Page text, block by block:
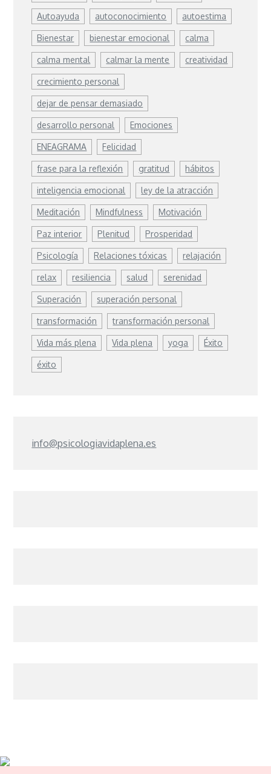
Autoayuda autoconocimiento autoestima
Bienestar bienestar emocional calma
calma mental calmar la mente creatividad
crecimiento personal
dejar de pensar demasiado
desarrollo personal Emociones
ENEAGRAMA Felicidad
frase para la reflexión gratitud hábitos
inteligencia emocional ley de la atracción
Meditación Mindfulness Motivación
Paz interior Plenitud Prosperidad
Psicología Relaciones tóxicas relajación
relax resiliencia salud serenidad
Superación superación personal
transformación transformación personal
Vida más plena Vida plena yoga Éxito
éxito
info@psicologiavidaplena.es